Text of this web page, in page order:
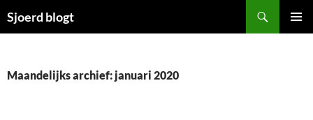
naar
Sjoerd blogt
Maandelijks archief: januari 2020